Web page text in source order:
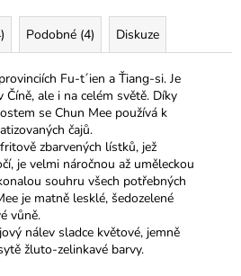
Podobné (4) Diskuze
Fu-t´ien a Ťiang-si. Je
ale i na celém světě. Díky
se Chun Mee používá k
čajů.
zbarvených lístků, jež
je velmi náročnou až uměleckou
souhru všech potřebných
je matně lesklé, šedozelené
vůně.
nálev sladce květové, jemně
žluto-zelinkavé barvy.